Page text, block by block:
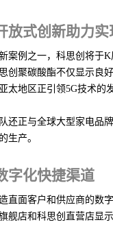
放式创新助力
案例之一，科思创将于
创聚碳酸酯不仅显示良
太地区正引领5G技术的
还正与全球大型家电品
生产。
字化快捷渠道
直面客户和供应商的数
舰店和科思创直营店显